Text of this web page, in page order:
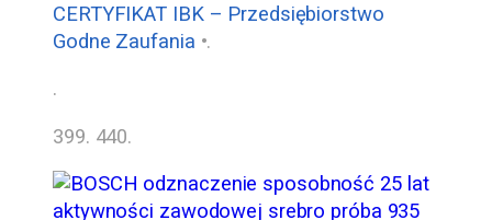
CERTYFIKAT IBK – Przedsiębiorstwo
Godne Zaufania •.
.
399. 440.